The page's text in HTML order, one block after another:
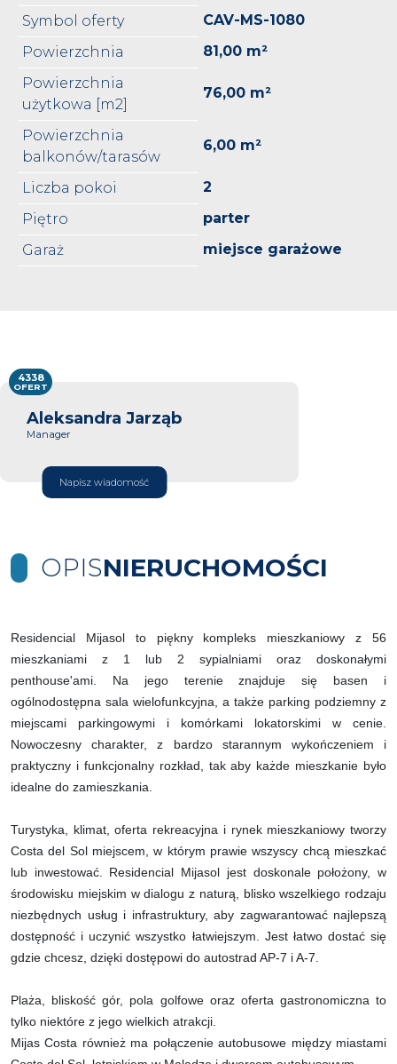
Symbol oferty
CAV-MS-1080
Powierzchnia
81,00 m²
Powierzchnia
użytkowa [m2]
76,00 m²
Powierzchnia
balkonów/tarasów
6,00 m²
Liczba pokoi
2
Piętro
parter
Garaż
miejsce garażowe
Aleksandra Jarząb
Manager
Napisz wiadomość
4338
OFERT
OPISNIERUCHOMOŚCI
Residencial Mijasol to piękny kompleks mieszkaniowy z 56
mieszkaniami z 1 lub 2 sypialniami oraz doskonałymi
penthouse'ami. Na jego terenie znajduje się basen i
ogólnodostępna sala wielofunkcyjna, a także parking podziemny z
miejscami parkingowymi i komórkami lokatorskimi w cenie.
Nowoczesny charakter, z bardzo starannym wykończeniem i
praktyczny i funkcjonalny rozkład, tak aby każde mieszkanie było
idealne do zamieszkania.
Turystyka, klimat, oferta rekreacyjna i rynek mieszkaniowy tworzy
Costa del Sol miejscem, w którym prawie wszyscy chcą mieszkać
lub inwestować. Residencial Mijasol jest doskonale położony, w
środowisku miejskim w dialogu z naturą, blisko wszelkiego rodzaju
niezbędnych usług i infrastruktury, aby zagwarantować najlepszą
dostępność i uczynić wszystko łatwiejszym. Jest łatwo dostać się
gdzie chcesz, dzięki dostępowi do autostrad AP-7 i A-7.
Plaża, bliskość gór, pola golfowe oraz oferta gastronomiczna to
tylko niektóre z jego wielkich atrakcji.
Mijas Costa również ma połączenie autobusowe między miastami